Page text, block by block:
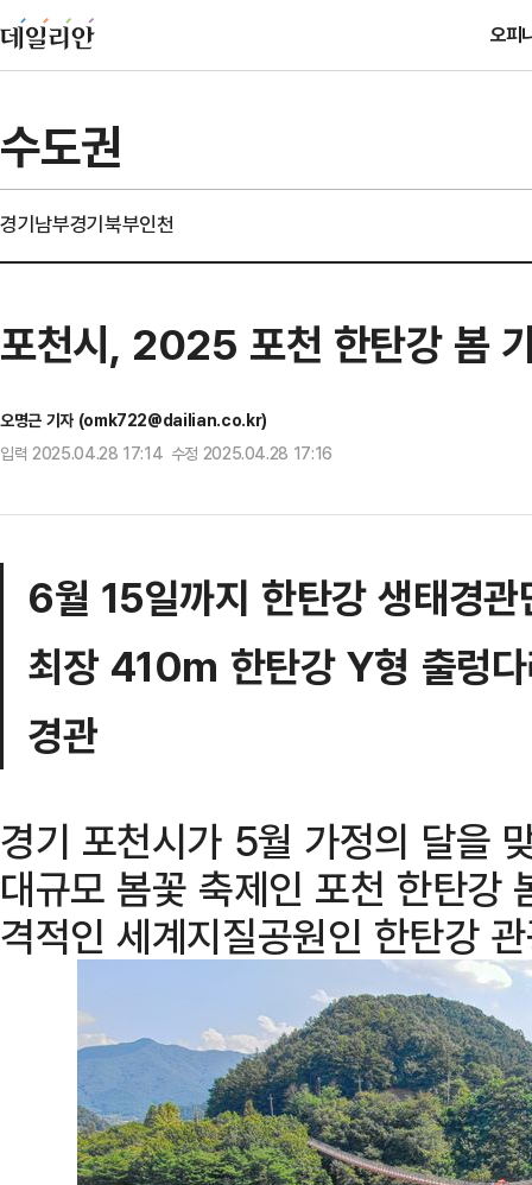
오피
수도권
경기남부경기북부인천
포천시, 2025 포천 한탄강 봄
오명근 기자 (omk722@dailian.co.kr)
입력 2025.04.28 17:14 수정 2025.04.28 17:16
6월 15일까지 한탄강 생태경
최장 410m 한탄강 Y형 출렁
경관
경기 포천시가 5월 가정의 달을
대규모 봄꽃 축제인 포천 한탄강
격적인 세계지질공원인 한탄강